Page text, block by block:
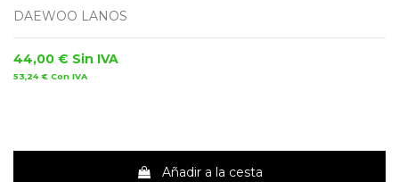
DAEWOO LANOS
44,00 € Sin IVA
53,24 € Con IVA
Añadir a la cesta